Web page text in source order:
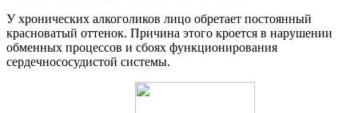
У хронических алкоголиков лицо обретает постоянный
красноватый оттенок. Причина этого кроется в нарушении
обменных процессов и сбоях функционирования
сердечнососудистой системы.